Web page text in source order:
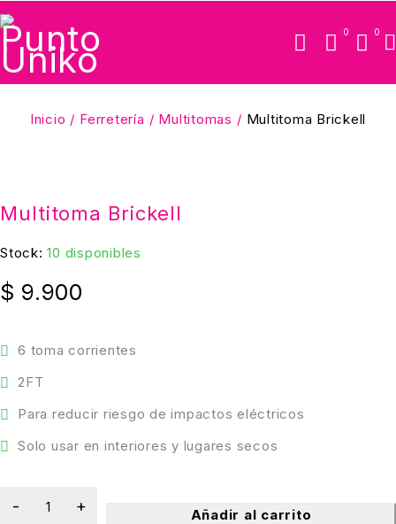
0 0
Inicio / Ferretería / Multitomas / Multitoma Brickell
Multitoma Brickell
Stock: 10 disponibles
6 toma corrientes
2FT
Para reducir riesgo de impactos eléctricos
Solo usar en interiores y lugares secos
$ 9.900
Añadir al carrito